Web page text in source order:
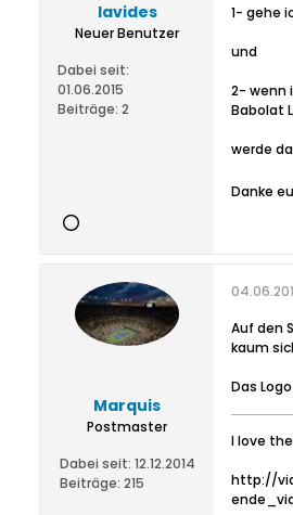
lavides
Neuer Benutzer
Dabei seit:
01.06.2015
Beiträge: 2
1- gehe
und
2- wenn
Babolat
werde
Danke
Marquis
Postmaster
Dabei seit: 12.12.2014
Beiträge: 215
Auf den
kaum
Das
I love
http://